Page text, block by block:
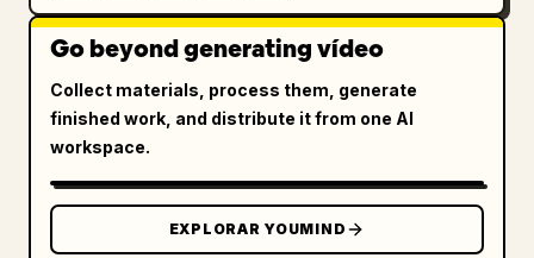
Go beyond generating vídeo
Collect materials, process them, generate
finished work, and distribute it from one AI
workspace.
EXPLORAR YOUMIND